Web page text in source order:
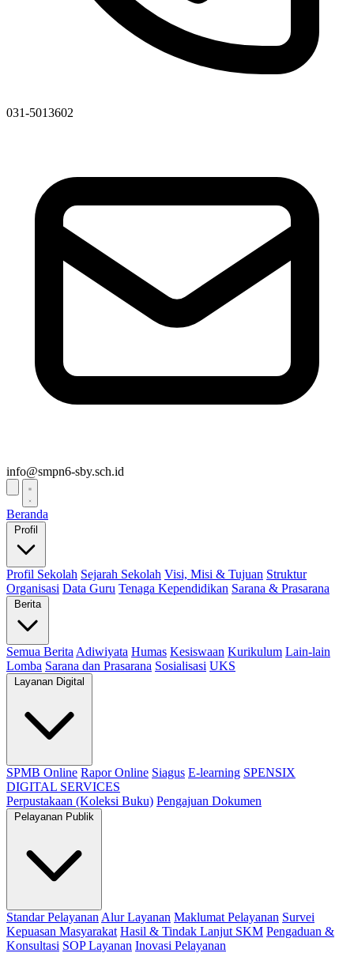
031-5013602
info@smpn6-sby.sch.id
Beranda
Profil
Profil Sekolah Sejarah Sekolah Visi, Misi & Tujuan Struktur
Organisasi Data Guru Tenaga Kependidikan Sarana & Prasarana
Berita
Semua Berita Adiwiyata Humas Kesiswaan Kurikulum Lain-lain
Lomba Sarana dan Prasarana Sosialisasi UKS
Layanan Digital
SPMB Online Rapor Online Siagus E-learning SPENSIX
DIGITAL SERVICES
Perpustakaan (Koleksi Buku) Pengajuan Dokumen
Pelayanan Publik
Standar Pelayanan Alur Layanan Maklumat Pelayanan Survei
Kepuasan Masyarakat Hasil & Tindak Lanjut SKM Pengaduan &
Konsultasi SOP Layanan Inovasi Pelayanan